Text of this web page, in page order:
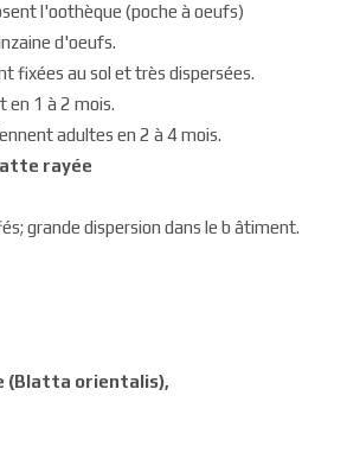
l'oothèque (poche à oeufs)
d'oeufs.
fixées au sol et très dispersées.
en 1 à 2 mois.
adultes en 2 à 4 mois.
rayée
grande dispersion dans le b âtiment.
(Blatta orientalis),